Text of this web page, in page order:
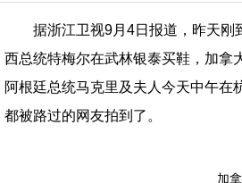
据浙江卫视9月4日报道，昨天刚
西总统特梅尔在武林银泰买鞋，加拿
阿根廷总统马克里及夫人今天中午在
都被路过的网友拍到了。
加